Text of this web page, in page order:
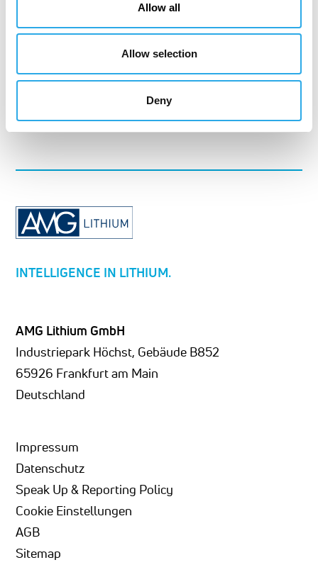
Allow all
Allow selection
Deny
INTELLIGENCE IN LITHIUM.
AMG Lithium GmbH
Industriepark Höchst, Gebäude B852
65926 Frankfurt am Main
Deutschland
Impressum
Datenschutz
Speak Up & Reporting Policy
Cookie Einstellungen
AGB
Sitemap